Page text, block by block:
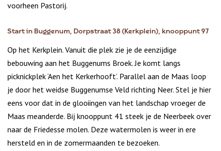
voorheen Pastorij.
Start in Buggenum, Dorpstraat 38 (Kerkplein), knooppunt 97
Op het Kerkplein. Vanuit die plek zie je de eenzijdige
bebouwing aan het Buggenums Broek. Je komt langs
picknickplek ‘Aen het Kerkerhooft’. Parallel aan de Maas loop
je door het weidse Buggenumse Veld richting Neer. Stel je hier
eens voor dat in de glooiingen van het landschap vroeger de
Maas meanderde. Bij knooppunt 41 steek je de Neerbeek over
naar de Friedesse molen. Deze watermolen is weer in ere
hersteld en in de zomermaanden te bezoeken.